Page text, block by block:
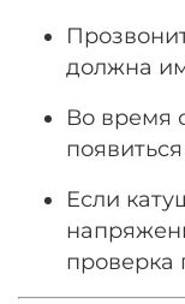
должна
Во время
Если
проверка